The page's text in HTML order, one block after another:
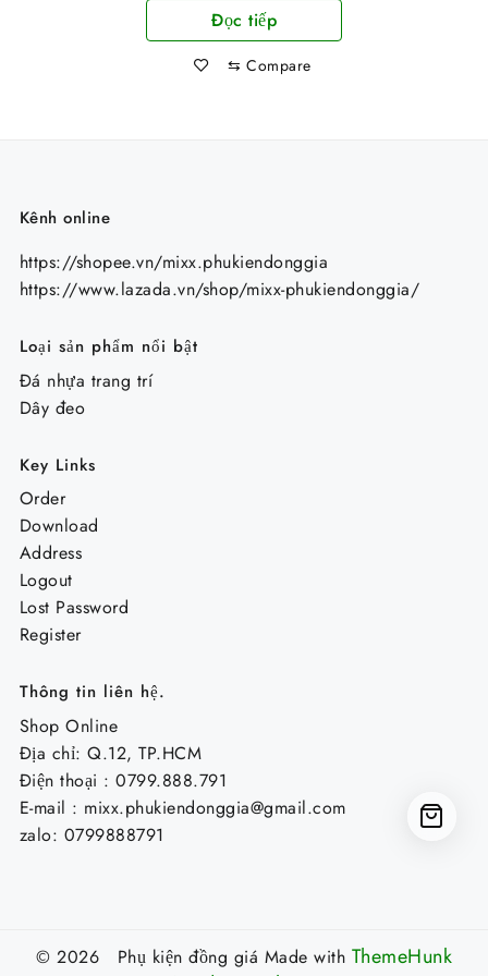
là:
25.000 ₫.là:
Đọc tiếp
⇆ Compare
Kênh online
https://shopee.vn/mixx.phukiendonggia
https://www.lazada.vn/shop/mixx-phukiendonggia/
Loại sản phẩm nổi bật
Đá nhựa trang trí
Dây đeo
Key Links
Order
Download
Address
Logout
Lost Password
Register
Thông tin liên hệ.
Shop Online
Địa chỉ: Q.12, TP.HCM
Điện thoại : 0799.888.791
E-mail : mixx.phukiendonggia@gmail.com
zalo: 0799888791
© 2026 Phụ kiện đồng giá Made with ThemeHunk